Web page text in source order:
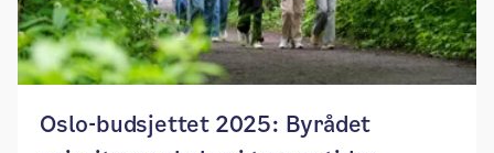
Oslo-budsjettet 2025: Byrådet